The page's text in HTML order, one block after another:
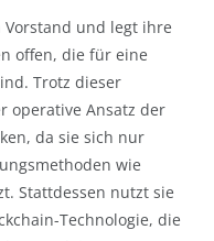
und legt ihre
offen, die für eine
Trotz dieser
operative Ansatz der
da sie sich nur
wie
Stattdessen nutzt sie
Technologie, die